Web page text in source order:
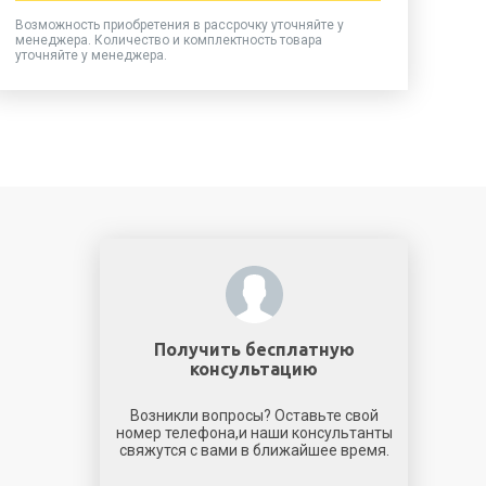
Возможность приобретения в рассрочку уточняйте у
менеджера. Количество и комплектность товара
уточняйте у менеджера.
Получить бесплатную
консультацию
Возникли вопросы? Оставьте свой
номер телефона,и наши консультанты
свяжутся с вами в ближайшее время.